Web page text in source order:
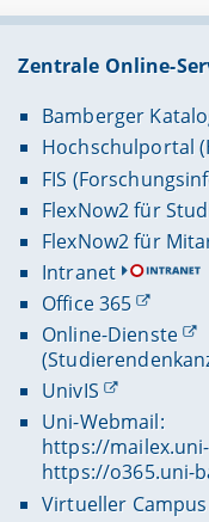
Zentrale Online-
Bamberger
Hochschulportal
FIS
FlexNow2 für
FlexNow2 für
Intranet
Office 365
Online-Dienste
UnivIS
Uni-Webmail:
https://
https://o365.uni-
Virtueller Campus